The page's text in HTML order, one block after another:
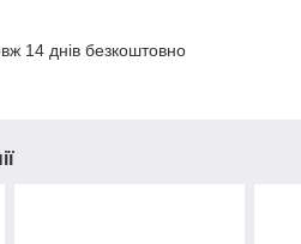
14 днів безкоштовно